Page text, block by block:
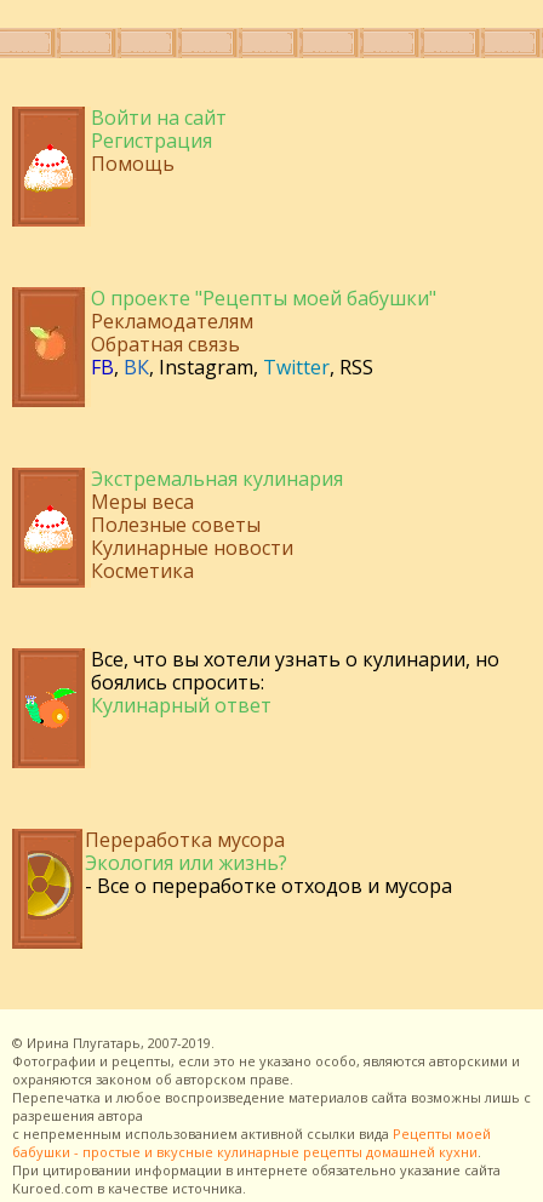
Войти на сайт
Регистрация
Помощь
О проекте "Рецепты моей бабушки"
Рекламодателям
Обратная связь
FB, ВК, Instagram, Twitter, RSS
Экстремальная кулинария
Меры веса
Полезные советы
Кулинарные новости
Косметика
Все, что вы хотели узнать о кулинарии, но
боялись спросить:
Кулинарный ответ
Переработка мусора
Экология или жизнь?
- Все о переработке отходов и мусора
© Ирина Плугатарь, 2007-2019.
Фотографии и рецепты, если это не указано особо, являются авторскими и
охраняются законом об авторском праве.
Перепечатка и любое воспроизведение материалов сайта возможны лишь с
разрешения автора
с непременным использованием активной ссылки вида Рецепты моей
бабушки - простые и вкусные кулинарные рецепты домашней кухни.
При цитировании информации в интернете обязательно указание сайта
Kuroed.com в качестве источника.